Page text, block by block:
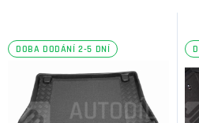
DOBA DODÁNÍ 2-5 DNÍ